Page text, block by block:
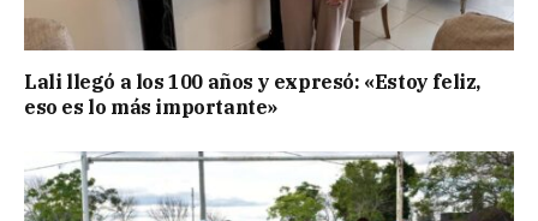
Lali llegó a los 100 años y expresó: «Estoy feliz,
eso es lo más importante»